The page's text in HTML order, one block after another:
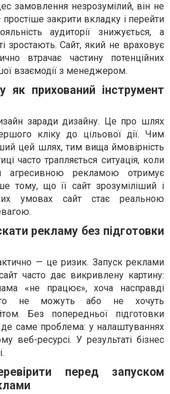
замовлення незрозумілий, він не
закрити вкладку і перейти
аудиторії знижується, а
зростають. Сайт, який не враховує
втрачає частину потенційних
взаємодії з менеджером.
як прихований інструмент
заради дизайну. Це про шлях
кліку до цільової дії. Чим
цей шлях, тим вища ймовірність
часто трапляється ситуація, коли
рекламою отримує
тому, що її сайт зрозуміліший і
умовах сайт стає реальною
рекламу без підготовки
— це ризик. Запуск реклами
часто дає викривлену картину:
«не працює», хоча насправді
не можуть або не хочуть
Без попередньої підготовки
де саме проблема: у налаштуваннях
веб-ресурсі. У результаті бізнес
перед запуском